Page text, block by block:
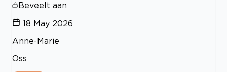
Beveelt aan
18 May 2026
Anne-Marie
Oss